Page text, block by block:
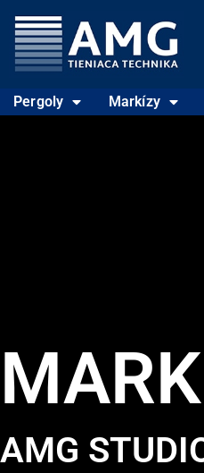
Pergoly Markízy
AMG